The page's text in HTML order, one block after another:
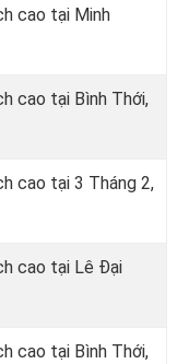
cao tại Minh
cao tại Bình Thới,
cao tại 3 Tháng 2,
cao tại Lê Đại
cao tại Bình Thới,